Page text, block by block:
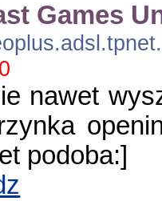
Games
nawet
podoba:]